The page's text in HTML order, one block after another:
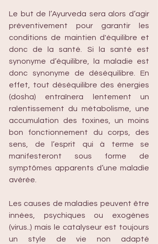
Le but de l’Ayurveda sera alors d’agir
préventivement pour garantir les
conditions de maintien d'équilibre et
donc de la santé. Si la santé est
synonyme d’équilibre, la maladie est
donc synonyme de déséquilibre. En
effet, tout déséquilibre des énergies
(dosha) entraînera lentement un
ralentissement du métabolisme, une
accumulation des toxines, un moins
bon fonctionnement du corps, des
sens, de l’esprit qui à terme se
manifesteront sous forme de
symptômes apparents d’une maladie
avérée.
Les causes de maladies peuvent être
innées, psychiques ou exogènes
(virus..) mais le catalyseur est toujours
un style de vie non adapté